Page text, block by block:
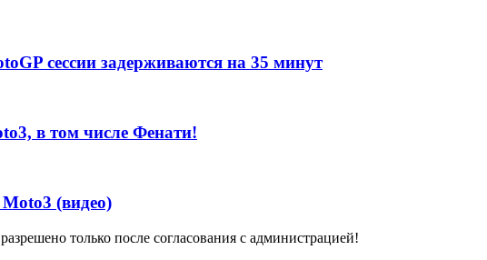
сессии задерживаются на 35 минут
в том числе Фенати!
(видео)
только после согласования с администрацией!